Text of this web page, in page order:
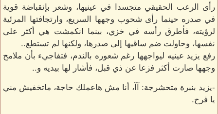
رأى الرعب الحقيقي متجسدا في عينيها، وشعر بإنقباضة قوية
في صدره حينما رأى شحوب وجهها السريع، وارتجافتها المرئية
لرؤيته، فأطرق رأسه في خزي، بينما انكمشت هي أكثر على
نفسها، وحاولت ضم ساقيها إلى صدرها، ولكنها لم تستطع..
رفع يزيد عينيه ليواجهها رغم شعوره بالندم، فتفاجيء بأن ملامح
وجهها صارت أكثر فزعا عن ذي قبل، فأشار لها بيديه و..
-يزيد بنبرة متحشرجة: آآ، أنا مش هاعملك حاجة، ماتخفيش مني
يا فرح.